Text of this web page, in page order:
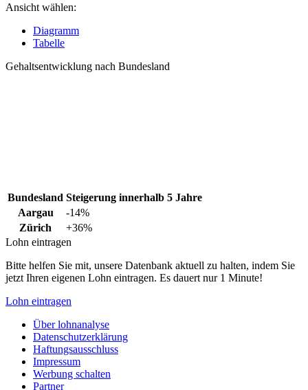
Ansicht wählen:
Diagramm
Tabelle
Gehaltsentwicklung nach Bundesland
Bundesland Steigerung innerhalb 5 Jahre
Aargau
-14%
Zürich
+36%
Lohn eintragen
Bitte helfen Sie mit, unsere Datenbank aktuell zu halten, indem Sie
jetzt Ihren eigenen Lohn eintragen. Es dauert nur 1 Minute!
Lohn eintragen
Über lohnanalyse
Datenschutzerklärung
Haftungsausschluss
Impressum
Werbung schalten
Partner